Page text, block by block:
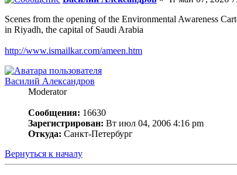
Scenes from the opening of the Environmental Awareness
in Riyadh, the capital of Saudi Arabia
http://www.ismailkar.com/ameen.htm
Василий Александров
Moderator
Сообщения: 16630
Зарегистрирован: Вт июл 04, 2006 4:16 pm
Откуда: Санкт-Петербург
Вернуться к началу